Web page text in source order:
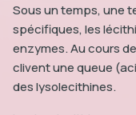
Sous un temps, une
spécifiques, les
enzymes. Au cours
clivent une queue
des lysolecithines.